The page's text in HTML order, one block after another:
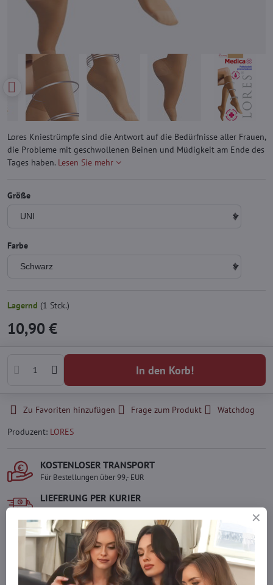
Lores Kniestrümpfe sind die Antwort auf die Bedürfnisse aller Frauen,
die Probleme mit geschwollenen Beinen und Müdigkeit am Ende des
Tages haben. Lesen Sie mehr
Größe
Farbe
Lagernd (1 Stck.)
10,90 €
In den Korb!
Zu Favoriten hinzufügen Frage zum Produkt
Watchdog
Produzent: LORES
KOSTENLOSER TRANSPORT
Für Bestellungen über 99,- EUR
LIEFERUNG PER KURIER
Schnell und direkt nach Hause.
SICHERE ZAHLUNGEN
Gesicherte Online-Zahlungen
Ware auf Lager
Wir versenden sofort